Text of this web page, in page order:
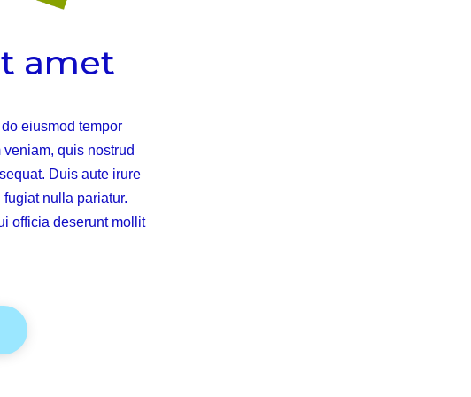
amet
eiusmod tempor
quis nostrud
Duis aute irure
nulla pariatur.
officia deserunt mollit